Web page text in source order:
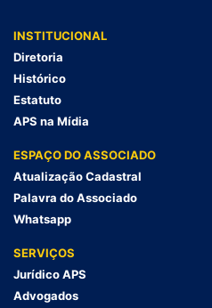
INSTITUCIONAL
Diretoria
Histórico
Estatuto
APS na Mídia
ESPAÇO DO ASSOCIADO
Atualização Cadastral
Palavra do Associado
Whatsapp
SERVIÇOS
Jurídico APS
Advogados